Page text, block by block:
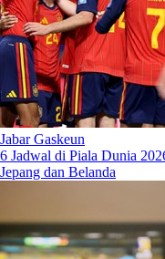
Jabar Gaskeun
6 Jadwal di Piala Dunia
Jepang dan Belanda